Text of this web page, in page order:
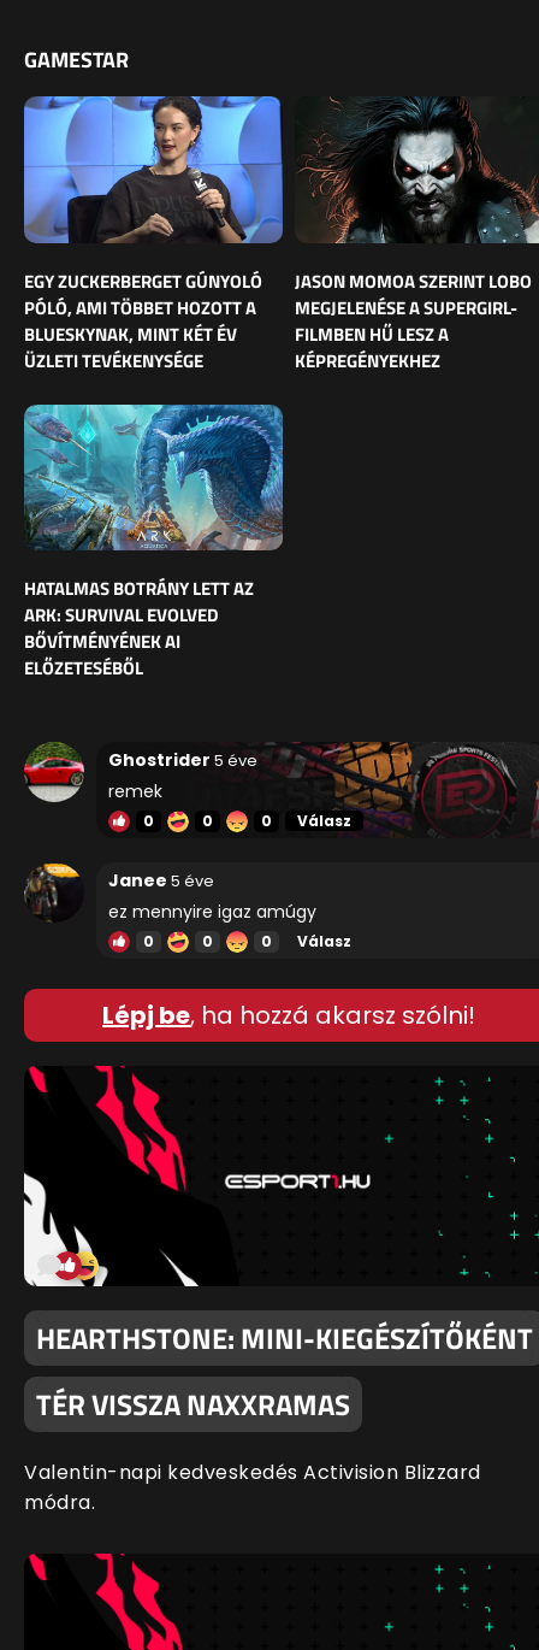
GAMESTAR
EGY ZUCKERBERGET GÚNYOLÓ
PÓLÓ, AMI TÖBBET HOZOTT A
BLUESKYNAK, MINT KÉT ÉV
ÜZLETI TEVÉKENYSÉGE
JASON MOMOA SZERINT LOBO
MEGJELENÉSE A SUPERGIRL-
FILMBEN HŰ LESZ A
KÉPREGÉNYEKHEZ
HATALMAS BOTRÁNY LETT AZ
ARK: SURVIVAL EVOLVED
BŐVÍTMÉNYÉNEK AI
ELŐZETESÉBŐL
Ghostrider 5 éve
remek
0 0 0 Válasz
Janee 5 éve
ez mennyire igaz amúgy
0 0 0 Válasz
Lépj be, ha hozzá akarsz szólni!
HEARTHSTONE: MINI-KIEGÉSZÍTŐKÉNT
TÉR VISSZA NAXXRAMAS
Valentin-napi kedveskedés Activision Blizzard
módra.